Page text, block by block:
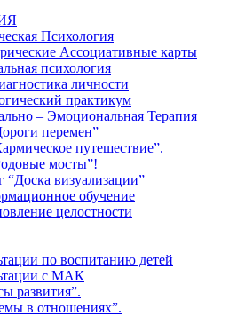
Психология
Ассоциативные карты
психология
личности
практикум
– Эмоциональная Терапия
перемен”
путешествие”.
мосты”!
“Доска визуализации”
обучение
целостности
по воспитанию детей
с МАК
развития”.
в отношениях”.